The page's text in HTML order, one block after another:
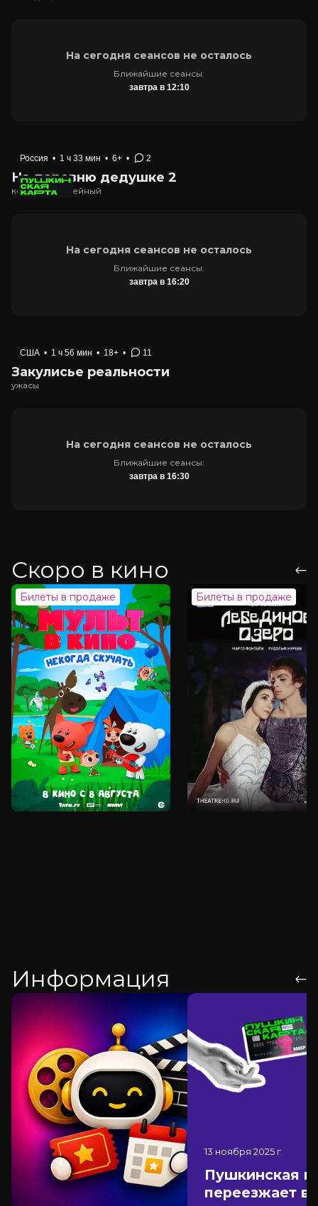
На сегодня сеансов не осталось
Ближайшие сеансы:
завтра в 12:10
Россия • 1 ч 33 мин • 6+ • 2
На деревню дедушке 2
комедия, семейный
На сегодня сеансов не осталось
Ближайшие сеансы:
завтра в 16:20
США • 1 ч 56 мин • 18+ • 11
Закулисье реальности
ужасы
На сегодня сеансов не осталось
Ближайшие сеансы:
завтра в 16:30
Скоро в кино
Билеты в продаже Билеты в продаже
Информация
13 ноября 2025 г.
Пушкинская
переезжает в